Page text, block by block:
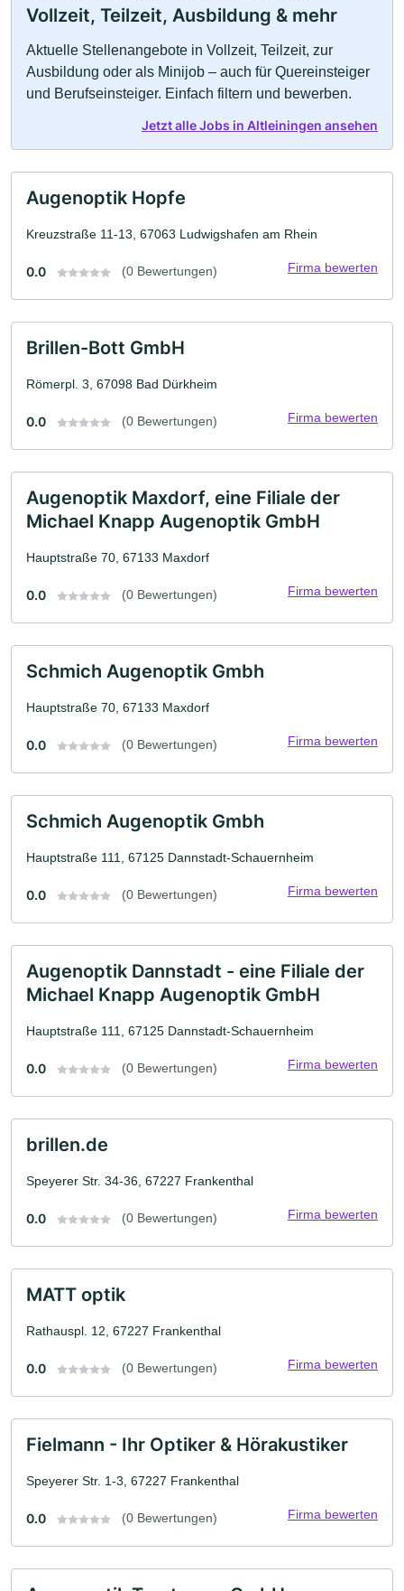
Vollzeit, Teilzeit, Ausbildung & mehr
Aktuelle Stellenangebote in Vollzeit, Teilzeit, zur
Ausbildung oder als Minijob – auch für Quereinsteiger
und Berufseinsteiger. Einfach filtern und bewerben.
Jetzt alle Jobs in Altleiningen ansehen
Augenoptik Hopfe
Kreuzstraße 11-13, 67063 Ludwigshafen am Rhein
0.0 (0 Bewertungen) Firma bewerten
Brillen-Bott GmbH
Römerpl. 3, 67098 Bad Dürkheim
0.0 (0 Bewertungen) Firma bewerten
Augenoptik Maxdorf, eine Filiale der
Michael Knapp Augenoptik GmbH
Hauptstraße 70, 67133 Maxdorf
0.0 (0 Bewertungen) Firma bewerten
Schmich Augenoptik Gmbh
Hauptstraße 70, 67133 Maxdorf
0.0 (0 Bewertungen) Firma bewerten
Schmich Augenoptik Gmbh
Hauptstraße 111, 67125 Dannstadt-Schauernheim
0.0 (0 Bewertungen) Firma bewerten
Augenoptik Dannstadt - eine Filiale der
Michael Knapp Augenoptik GmbH
Hauptstraße 111, 67125 Dannstadt-Schauernheim
0.0 (0 Bewertungen) Firma bewerten
brillen.de
Speyerer Str. 34-36, 67227 Frankenthal
0.0 (0 Bewertungen) Firma bewerten
MATT optik
Rathauspl. 12, 67227 Frankenthal
0.0 (0 Bewertungen) Firma bewerten
Fielmann - Ihr Optiker & Hörakustiker
Speyerer Str. 1-3, 67227 Frankenthal
0.0 (0 Bewertungen) Firma bewerten